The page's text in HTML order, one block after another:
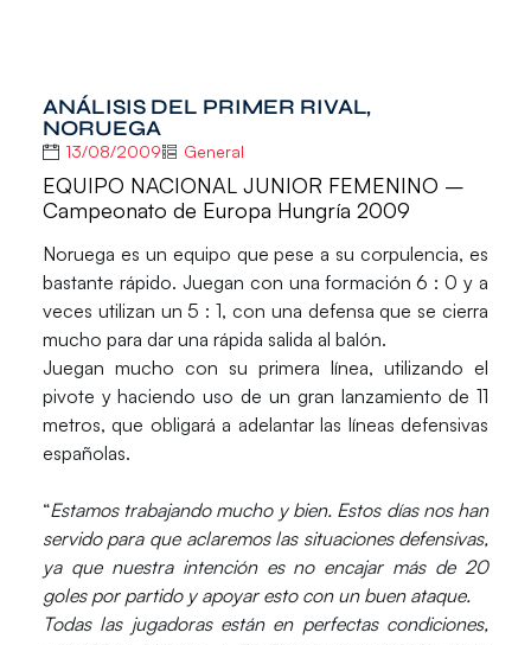
ANÁLISIS DEL PRIMER RIVAL,
NORUEGA
13/08/2009 General
EQUIPO NACIONAL JUNIOR FEMENINO –
Campeonato de Europa Hungría 2009
Noruega es un equipo que pese a su corpulencia, es
bastante rápido. Juegan con una formación 6 : 0 y a
veces utilizan un 5 : 1, con una defensa que se cierra
mucho para dar una rápida salida al balón.
Juegan mucho con su primera línea, utilizando el
pivote y haciendo uso de un gran lanzamiento de11
metros, que obligará a adelantar las líneas defensivas
españolas.
“Estamos trabajando mucho y bien. Estos días nos han
servido para que aclaremos las situaciones defensivas,
ya que nuestra intención es no encajar más de 20
goles por partido y apoyar esto con un buen ataque.
Todas las jugadoras están en perfectas condiciones,